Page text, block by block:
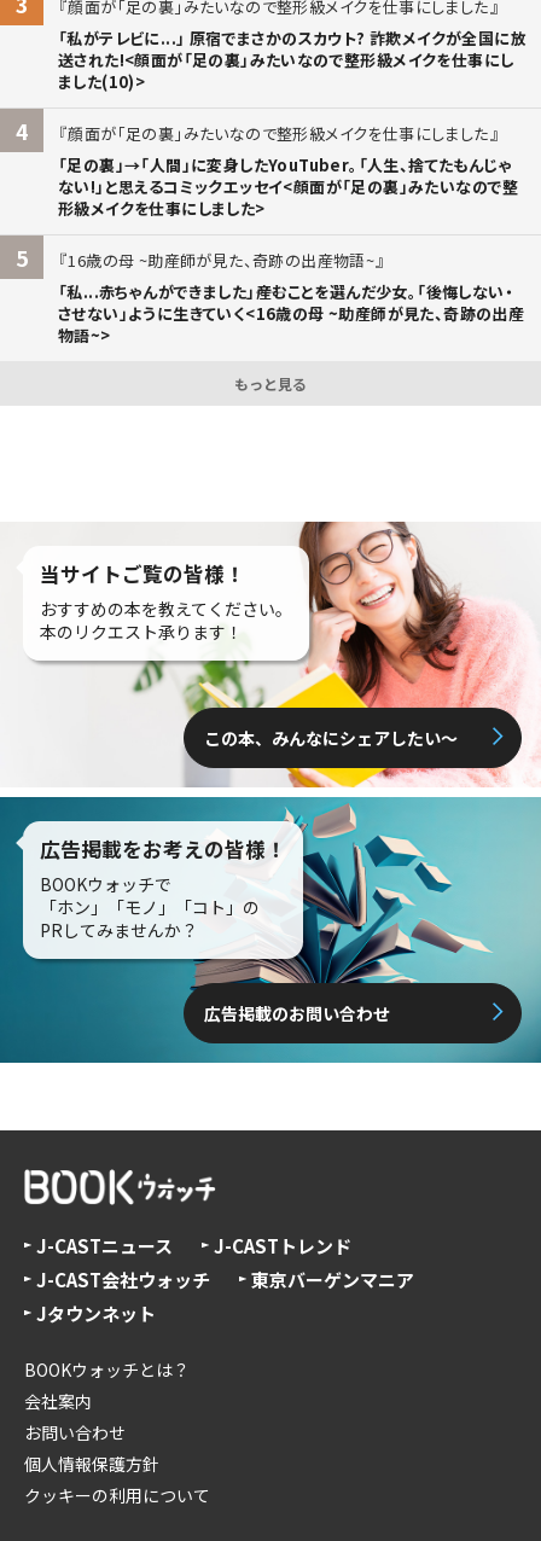
顔面が「足の裏」みたいなので整形級メイクを仕事にしました
「私がテレビに...」 原宿でまさかのスカウト? 詐欺メイクが全国に放
送された!<顔面が「足の裏」みたいなので整形級メイクを仕事にし
ました(10)>
4
顔面が「足の裏」みたいなので整形級メイクを仕事にしました
「足の裏」→「人間」に変身したYouTuber。「人生、捨てたもんじゃ
ない!」と思えるコミックエッセイ<顔面が「足の裏」みたいなので整
形級メイクを仕事にしました>
5
16歳の母 ~助産師が見た、奇跡の出産物語~
「私...赤ちゃんができました」――産むことを選んだ少女。「後悔しない・
させない」ように生きていく<16歳の母 ~助産師が見た、奇跡の出産
物語~>
もっと見る
当サイトご覧の皆様！
おすすめの本を教えてください。
本のリクエスト承ります！
この本、みんなにシェアしたい〜
広告掲載をお考えの皆様！
BOOKウォッチで
「ホン」「モノ」「コト」の
PRしてみませんか？
広告掲載のお問い合わせ
J-CASTニュース
J-CASTトレンド
J-CAST会社ウォッチ
東京バーゲンマニア
Jタウンネット
BOOKウォッチとは？
会社案内
お問い合わせ
個人情報保護方針
クッキーの利用について